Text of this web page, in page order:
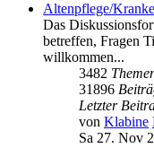
Altenpflege/
Das
betreffen, Fragen
willkommen...
3482
31896
Letzter
von Klabine
Sa 27. Nov